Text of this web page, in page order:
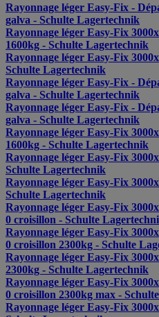
Rayonnage léger Easy-Fix -
galva - Schulte Lagertechnik
Rayonnage léger Easy-Fix
1600kg - Schulte Lagertechnik
Rayonnage léger Easy-Fix
Schulte Lagertechnik
Rayonnage léger Easy-Fix -
galva - Schulte Lagertechnik
Rayonnage léger Easy-Fix -
galva - Schulte Lagertechnik
Rayonnage léger Easy-Fix
1600kg - Schulte Lagertechnik
Rayonnage léger Easy-Fix
Schulte Lagertechnik
Rayonnage léger Easy-Fix
Schulte Lagertechnik
Rayonnage léger Easy-Fix
0 croisillon - Schulte
Rayonnage léger Easy-Fix
0 croisillon 2300kg - Schulte
Rayonnage léger Easy-Fix
2300kg - Schulte Lagertechnik
Rayonnage léger Easy-Fix
0 croisillon 2300kg max -
Rayonnage léger Easy-Fix